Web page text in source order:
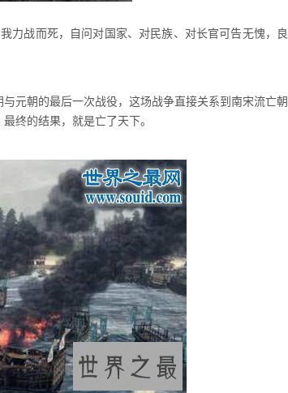
力战而死，自问对国家、对民族、对长官可告无愧，良
元朝的最后一次战役，这场战争直接关系到南宋流亡朝
终的结果，就是亡了天下。